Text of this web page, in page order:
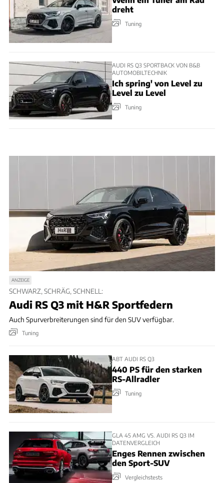
dreht
Tuning
AUDI RS Q3 SPORTBACK VON B&B
AUTOMOBILTECHNIK
Ich spring' von Level zu
Level zu Level
Tuning
ANZEIGE
SCHWARZ, SCHRÄG, SCHNELL:
Audi RS Q3 mit H&R Sportfedern
Auch Spurverbreiterungen sind für den SUV verfügbar.
Tuning
ABT AUDI RS Q3
440 PS für den starken
RS-Allradler
Tuning
GLA 45 AMG VS. AUDI RS Q3 IM
DATENVERGLEICH
Enges Rennen zwischen
den Sport-SUV
Vergleichstests